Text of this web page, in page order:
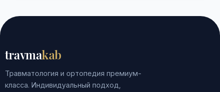
travmakab
Травматология и ортопедия премиум-
класса. Индивидуальный подход,